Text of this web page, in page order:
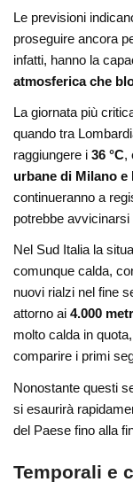
Le previsioni
proseguire ancora
infatti, hanno la
atmosferica che
La giornata più
quando tra
raggiungere i36 °C,
urbane di Milano e
continueranno a
potrebbe avvicinarsi
Nel Sud Italia la
comunque calda,
nuovi rialzi nel fine
attorno ai4.000
molto calda in
comparire i primi
Nonostante questi
si esaurirà
del Paese fino alla
Temporali e